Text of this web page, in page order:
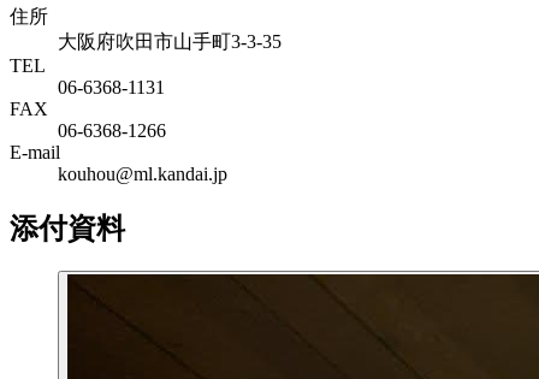
住所
大阪府吹田市山手町3-3-35
TEL
06-6368-1131
FAX
06-6368-1266
E-mail
kouhou@ml.kandai.jp
添付資料